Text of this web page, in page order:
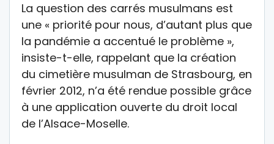
La question des carrés musulmans est
une « priorité pour nous, d’autant plus que
la pandémie a accentué le problème »,
insiste-t-elle, rappelant que la création
du cimetière musulman de Strasbourg, en
février 2012, n’a été rendue possible grâce
à une application ouverte du droit local
de l’Alsace-Moselle.